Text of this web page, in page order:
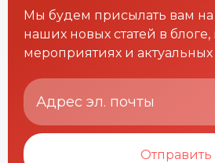
Мы будем присылать вам на
наших новых статей в
мероприятиях и актуальных
Отправить